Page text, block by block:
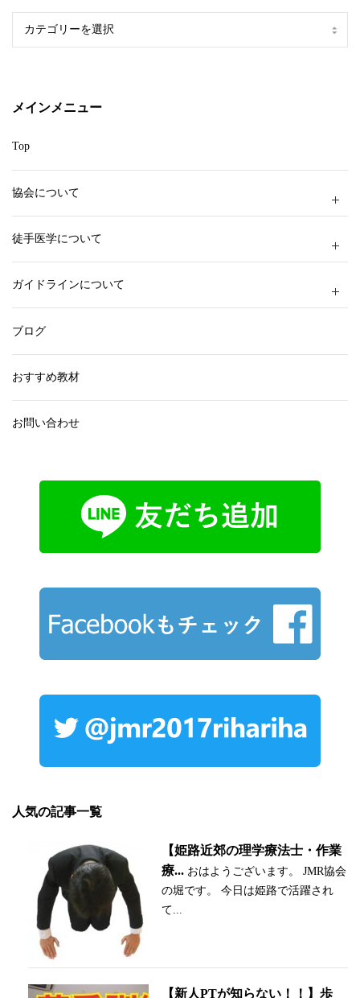
メインメニュー
Top
協会について
徒手医学について
ガイドラインについて
ブログ
おすすめ教材
お問い合わせ
人気の記事一覧
【姫路近郊の理学療法士・作業
療... おはようございます。 JMR協会
の堀です。 今日は姫路で活躍され
て...
【新人PTが知らない！！】歩